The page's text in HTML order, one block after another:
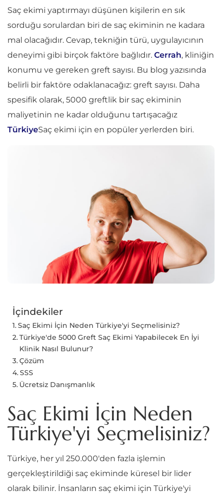
Saç ekimi yaptırmayı düşünen kişilerin en sık
sorduğu sorulardan biri de saç ekiminin ne kadara
mal olacağıdır. Cevap, tekniğin türü, uygulayıcının
deneyimi gibi birçok faktöre bağlıdır. Cerrah, kliniğin
konumu ve gereken greft sayısı. Bu blog yazısında
belirli bir faktöre odaklanacağız: greft sayısı. Daha
spesifik olarak, 5000 greftlik bir saç ekiminin
maliyetinin ne kadar olduğunu tartışacağız
TürkiyeSaç ekimi için en popüler yerlerden biri.
İçindekiler
Saç Ekimi İçin Neden Türkiye'yi Seçmelisiniz?
Türkiye'de 5000 Greft Saç Ekimi Yapabilecek En İyi
Klinik Nasıl Bulunur?
Çözüm
SSS
Ücretsiz Danışmanlık
Saç Ekimi İçin Neden
Türkiye'yi Seçmelisiniz?
Türkiye, her yıl 250.000'den fazla işlemin
gerçekleştirildiği saç ekiminde küresel bir lider
olarak bilinir. İnsanların saç ekimi için Türkiye'yi